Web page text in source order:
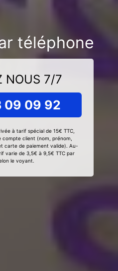
téléphone
NOUS 7/7
09 92
à tarif spécial de 15€ TTC,
client (nom, prénom,
carte de paiement valide). Au-
varie de 3,5€ à 9,5€ TTC par
le voyant.